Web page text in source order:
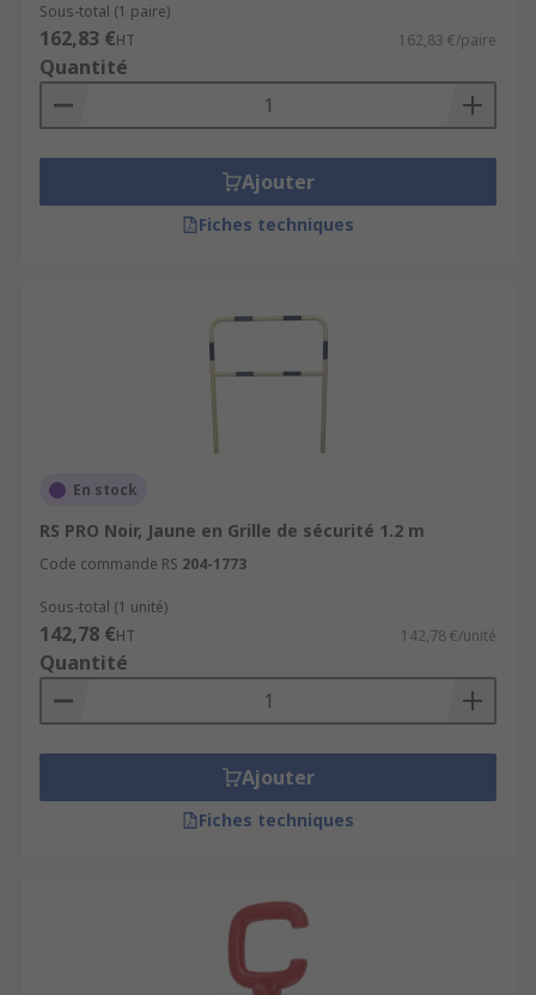
Sous-total (1 paire)
162,83 €HT 162,83 €/paire
Quantité
Ajouter
Fiches techniques
En stock
RS PRO Noir, Jaune en Grille de sécurité 1.2 m
Code commande RS 204-1773
Sous-total (1 unité)
142,78 €HT 142,78 €/unité
Quantité
Ajouter
Fiches techniques